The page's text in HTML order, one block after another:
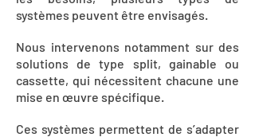
systèmes peuvent être envisagés.
Nous intervenons notamment sur des
solutions de type split, gainable ou
cassette, qui nécessitent chacune une
mise en œuvre spécifique.
Ces systèmes permettent de s’adapter